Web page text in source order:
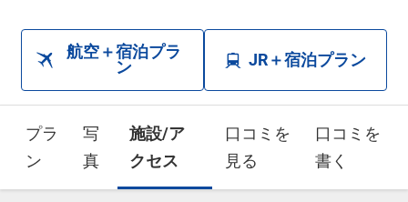
航空＋宿泊プラ
ン
JR＋宿泊プラン
プラ
ン
写
真
施設/ア
クセス
口コミを
見る
口コミを
書く